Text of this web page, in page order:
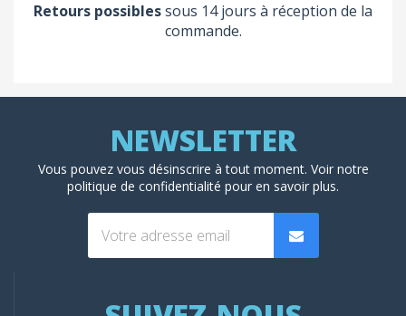
Retours possiblessous 14 jours à réception de la
commande.
Vous pouvez vous désinscrire à tout moment. Voir notre
politique de confidentialité pour en savoir plus.